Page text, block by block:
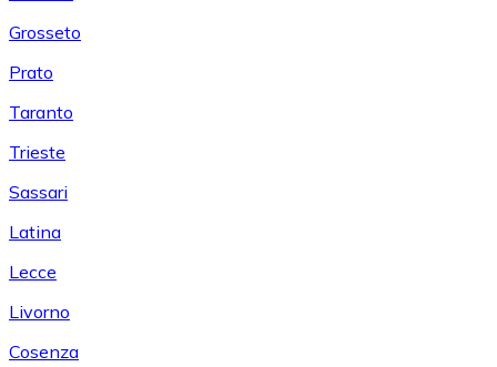
Grosseto
Prato
Taranto
Trieste
Sassari
Latina
Lecce
Livorno
Cosenza